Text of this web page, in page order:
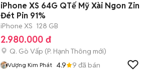
iPhone XS 64G QTế Mỹ Xài Ngon Zin
Đét Pin 91%
iPhone XS 128 GB
2.980.000 đ
Q. Gò Vấp (P. Hạnh Thông mới)
Vượng Kim Phát 4.9 9 đã bán